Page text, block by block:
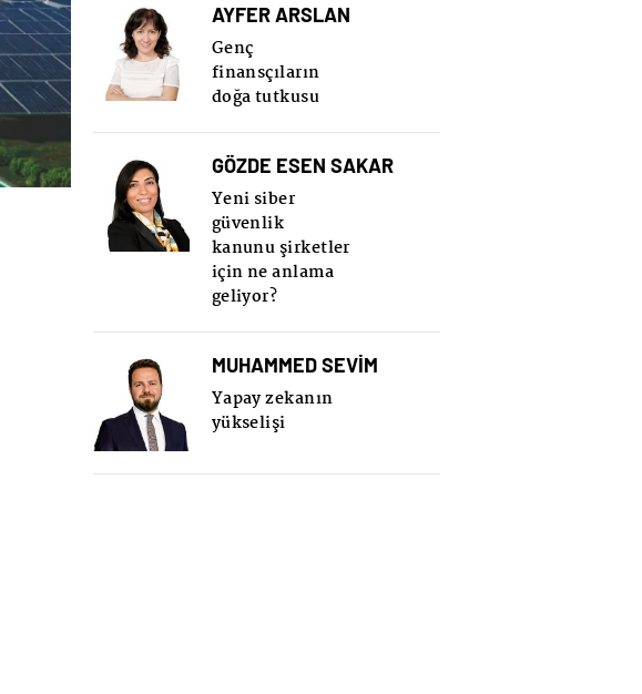
AYFER ARSLAN
Genç
finansçıların
doğa tutkusu
GÖZDE ESEN SAKAR
Yeni siber
güvenlik
kanunu şirketler
için ne anlama
geliyor?
MUHAMMED SEVİM
Yapay zekanın
yükselişi